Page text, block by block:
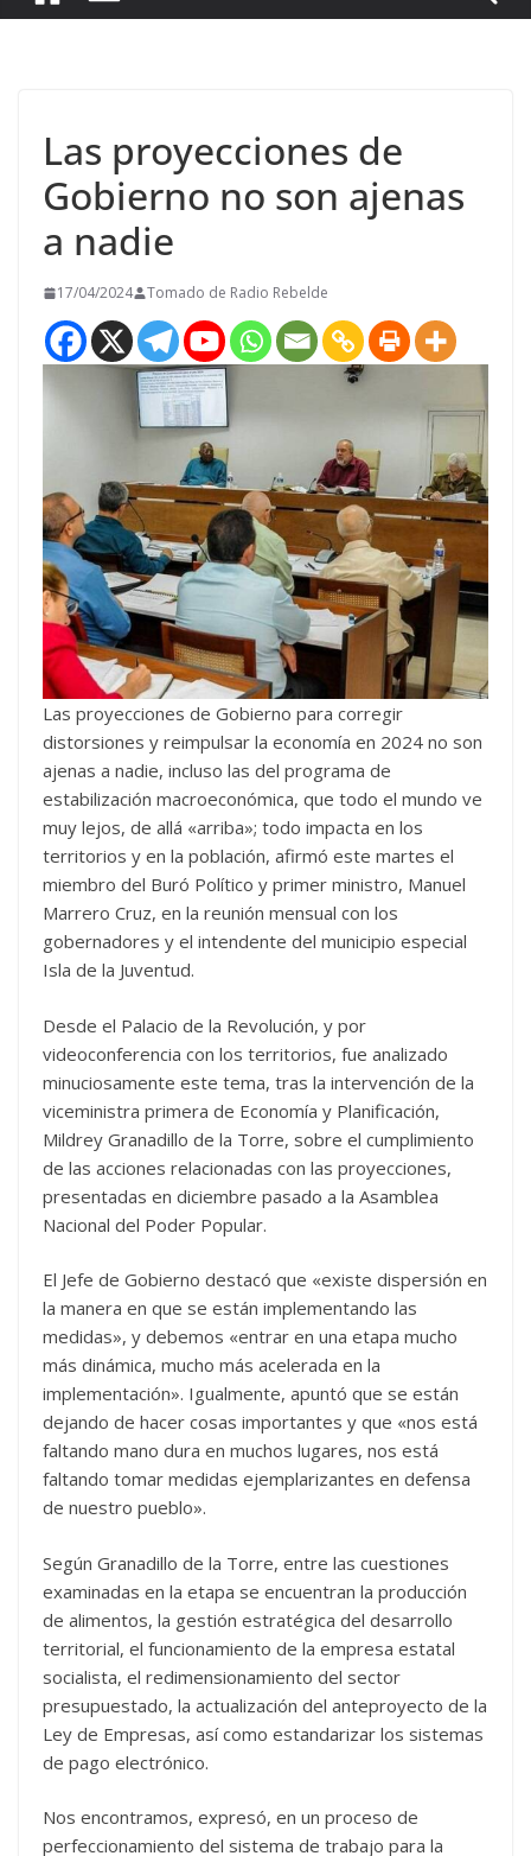
Las proyecciones de
Gobierno no son ajenas
a nadie
17/04/2024 Tomado de Radio Rebelde
Las proyecciones de Gobierno para corregir
distorsiones y reimpulsar la economía en 2024 no son
ajenas a nadie, incluso las del programa de
estabilización macroeconómica, que todo el mundo ve
muy lejos, de allá «arriba»; todo impacta en los
territorios y en la población, afirmó este martes el
miembro del Buró Político y primer ministro, Manuel
Marrero Cruz, en la reunión mensual con los
gobernadores y el intendente del municipio especial
Isla de la Juventud.
Desde el Palacio de la Revolución, y por
videoconferencia con los territorios, fue analizado
minuciosamente este tema, tras la intervención de la
viceministra primera de Economía y Planificación,
Mildrey Granadillo de la Torre, sobre el cumplimiento
de las acciones relacionadas con las proyecciones,
presentadas en diciembre pasado a la Asamblea
Nacional del Poder Popular.
El Jefe de Gobierno destacó que «existe dispersión en
la manera en que se están implementando las
medidas», y debemos «entrar en una etapa mucho
más dinámica, mucho más acelerada en la
implementación». Igualmente, apuntó que se están
dejando de hacer cosas importantes y que «nos está
faltando mano dura en muchos lugares, nos está
faltando tomar medidas ejemplarizantes en defensa
de nuestro pueblo».
Según Granadillo de la Torre, entre las cuestiones
examinadas en la etapa se encuentran la producción
de alimentos, la gestión estratégica del desarrollo
territorial, el funcionamiento de la empresa estatal
socialista, el redimensionamiento del sector
presupuestado, la actualización del anteproyecto de la
Ley de Empresas, así como estandarizar los sistemas
de pago electrónico.
Nos encontramos, expresó, en un proceso de
perfeccionamiento del sistema de trabajo para la